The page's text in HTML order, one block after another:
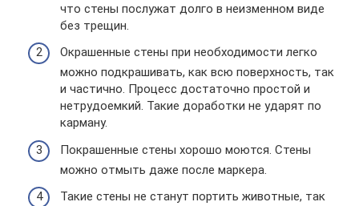
что стены послужат долго в неизменном виде
без трещин.
Окрашенные стены при необходимости легко
можно подкрашивать, как всю поверхность, так
и частично. Процесс достаточно простой и
нетрудоемкий. Такие доработки не ударят по
карману.
Покрашенные стены хорошо моются. Стены
можно отмыть даже после маркера.
Такие стены не станут портить животные, так